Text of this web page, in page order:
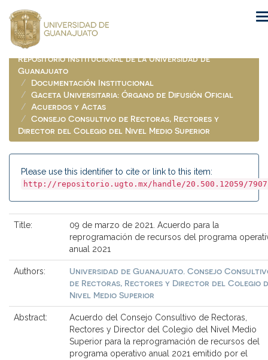
navigation
Repositorio Institucional de la Universidad de
Guanajuato
Documentación Institucional
Gaceta Universitaria: Órgano de Difusión Oficial
Acuerdos y Actas
Consejo Consultivo de Rectoras, Rectores y
Director del Colegio del Nivel Medio Superior
Please use this identifier to cite or link to this item:
http://repositorio.ugto.mx/handle/20.500.12059/7907
Title:
09 de marzo de 2021. Acuerdo para la
reprogramación de recursos del programa
anual 2021
Authors:
Universidad de Guanajuato. Consejo
de Rectoras, Rectores y Director del Colegio
Nivel Medio Superior
Abstract:
Acuerdo del Consejo Consultivo de Rectoras,
Rectores y Director del Colegio del Nivel Medio
Superior para la reprogramación de recursos del
programa operativo anual 2021 emitido por el